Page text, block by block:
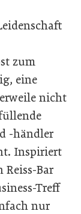
zum
eine
nicht
-händler
Inspiriert
Reiss-Bar
Treff
nur